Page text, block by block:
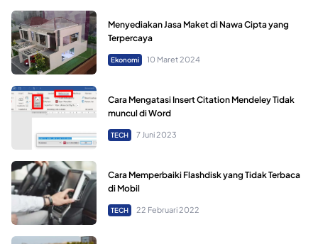
Menyediakan Jasa Maket di Nawa Cipta yang
Terpercaya
Ekonomi 10 Maret 2024
Cara Mengatasi Insert Citation Mendeley Tidak
muncul di Word
TECH 7 Juni 2023
Cara Memperbaiki Flashdisk yang Tidak Terbaca
di Mobil
TECH 22 Februari 2022